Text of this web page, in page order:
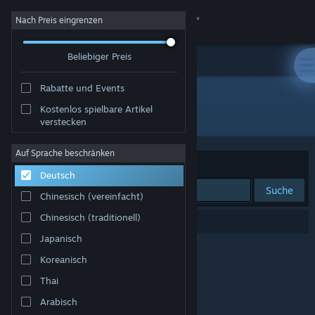
Anmelden
Info
Support
Sprache ändern
Steam-Mobile-App herunterladen
Desktopversion anzeigen
Nach Preis eingrenzen
Beliebiger Preis
Rabatte und Events
Kostenlos spielbare Artikel
verstecken
Auf Sprache beschränken
Deutsch
Chinesisch (vereinfacht)
Chinesisch (traditionell)
Japanisch
Koreanisch
Thai
Arabisch
Entwickler: Magic Dog Studios
Sortieren nach Relevanz
Suche
0 Ergebnisse entsprechen Ihrer Suche.